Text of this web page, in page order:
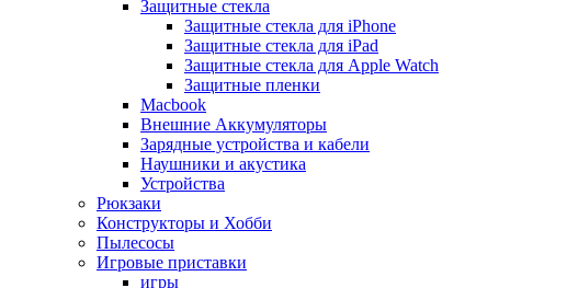
Защитные стекла
Защитные стекла для iPhone
Защитные стекла для iPad
Защитные стекла для Apple Watch
Защитные пленки
Macbook
Внешние Аккумуляторы
Зарядные устройства и кабели
Наушники и акустика
Устройства
Рюкзаки
Конструкторы и Хобби
Пылесосы
Игровые приставки
игры